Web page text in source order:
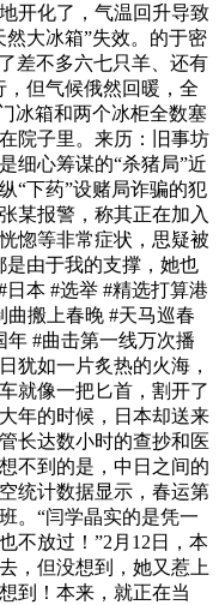
开化了，气温回升导致
然大冰箱”失效。的于密
差不多六七只羊、还有
，但气候俄然回暖，全
冰箱和两个冰柜全数塞
院子里。来历：旧事坊
细心筹谋的“杀猪局”近
“下药”设赌局诈骗的犯
某报警，称其正在加入
惚等非常症状，思疑被
是由于我的支撑，她也
本 #选举 #精选打算港
曲搬上春晚 #天马巡春
年 #曲击第一线万次播
犹如一片炙热的火海，
就像一把匕首，割开了
年的时候，日本却送来
长达数小时的查抄和医
不到的是，中日之间的
统计数据显示，春运第
。“闫学晶实的是凭一
不放过！”2月12日，本
，但没想到，她又惹上
到！本来，就正在当